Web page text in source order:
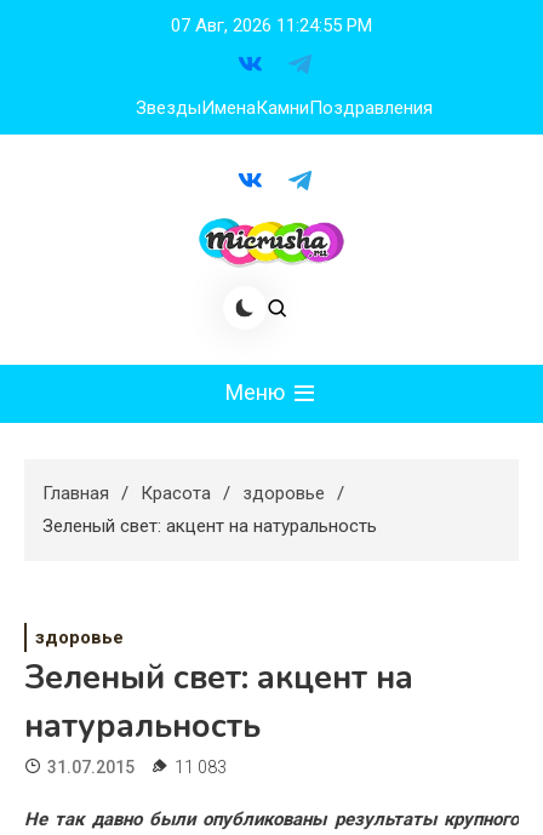
07 Авг, 2026 11:24:56 PM
ЗвездыИменаКамниПоздравления
Меню
Худеем
Свадьба
Жизнь
Хобби
Главная Красота
здоровье
Зеленый свет: акцент на натуральность
здоровье
Зеленый свет: акцент на
натуральность
31.07.2015 11 083
Не так давно были опубликованы результаты крупного